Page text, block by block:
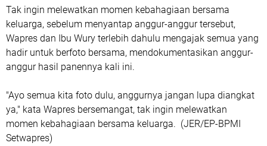
Tak ingin melewatkan momen kebahagiaan bersama
keluarga, sebelum menyantap anggur-anggur tersebut,
Wapres dan Ibu Wury terlebih dahulu mengajak semua yang
hadir untuk berfoto bersama, mendokumentasikan anggur-
anggur hasil panennya kali ini.
"Ayo semua kita foto dulu, anggurnya jangan lupa diangkat
ya," kata Wapres bersemangat, tak ingin melewatkan
momen kebahagiaan bersama keluarga. (JER/EP-BPMI
Setwapres)